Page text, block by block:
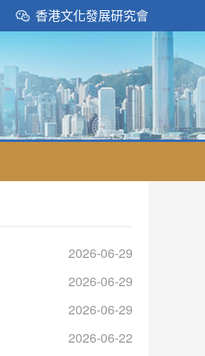
香港文化發展研究會
2026-06-29
2026-06-29
2026-06-29
2026-06-22